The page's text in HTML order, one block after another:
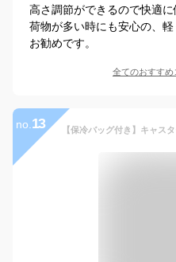
高さ調節ができるので快適
荷物が多い時にも安心の、
お勧めです。
全てのおすすめ
no. 13